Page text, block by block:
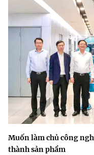
Muốn làm chủ công
thành sản phẩm